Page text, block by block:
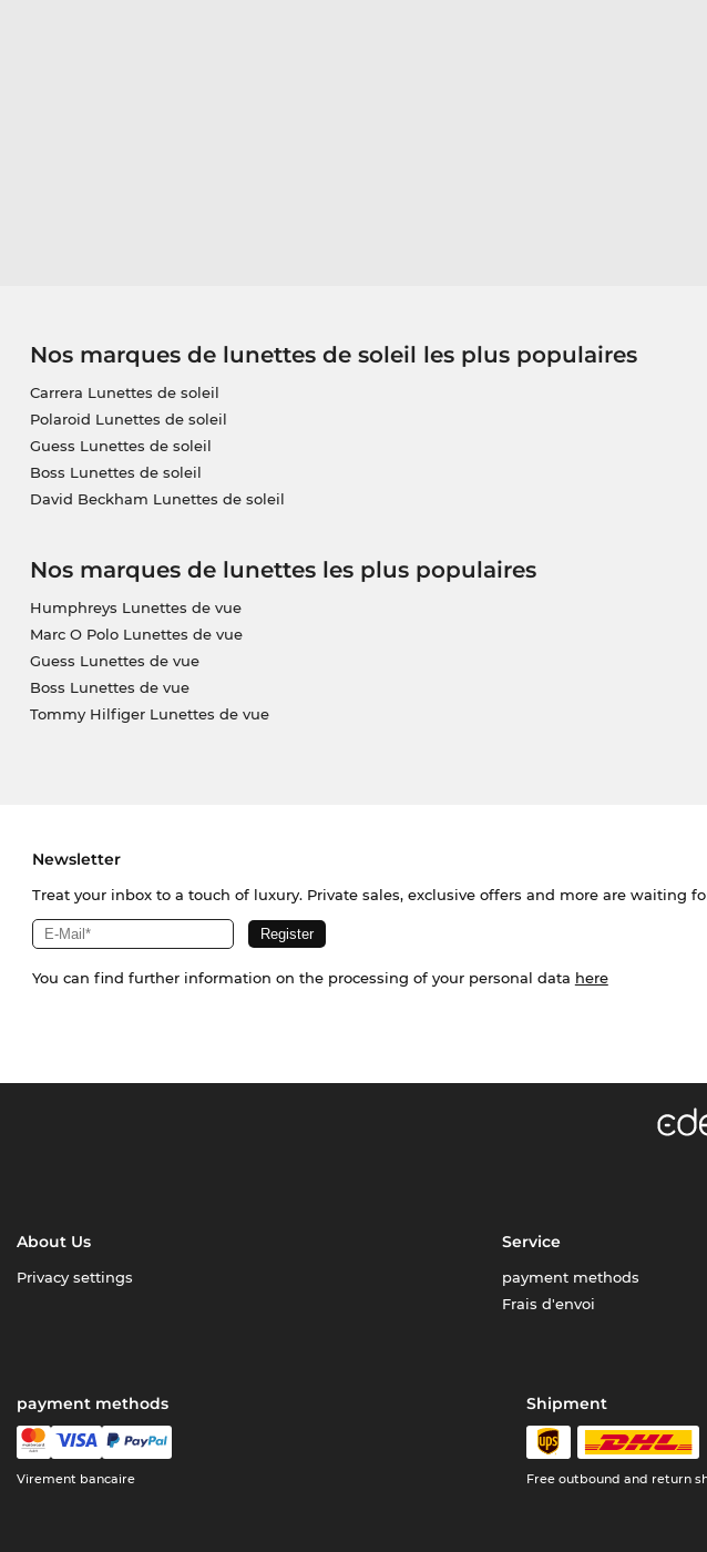
Nos marques de lunettes de soleil les plus populaires
Carrera Lunettes de soleil
Polaroid Lunettes de soleil
Guess Lunettes de soleil
Boss Lunettes de soleil
David Beckham Lunettes de soleil
Nos marques de lunettes les plus populaires
Humphreys Lunettes de vue
Marc O Polo Lunettes de vue
Guess Lunettes de vue
Boss Lunettes de vue
Tommy Hilfiger Lunettes de vue
Newsletter
Treat your inbox to a touch of luxury. Private sales, exclusive offers and more are waiting
You can find further information on the processing of your personal data here
About Us
Privacy settings
Service
payment methods
Frais d'envoi
payment methods
Virement bancaire
Shipment
Free outbound and return